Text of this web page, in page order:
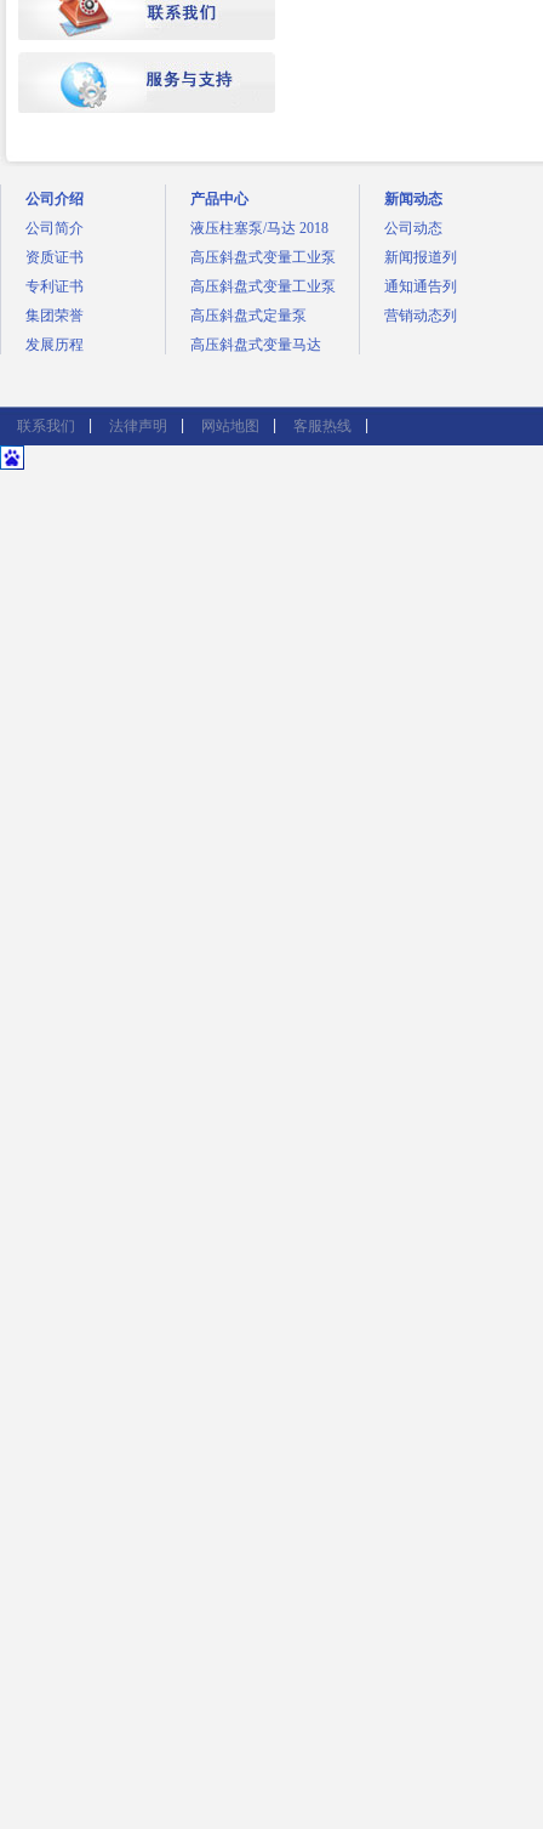
公司介绍
公司简介
资质证书
专利证书
集团荣誉
发展历程
产品中心
液压柱塞泵/马达 2018
高压斜盘式变量工业泵
高压斜盘式变量工业泵
高压斜盘式定量泵
高压斜盘式变量马达
新闻动态
公司动态
新闻报道列
通知通告列
营销动态列
联系我们 法律声明 网站地图 客服热线